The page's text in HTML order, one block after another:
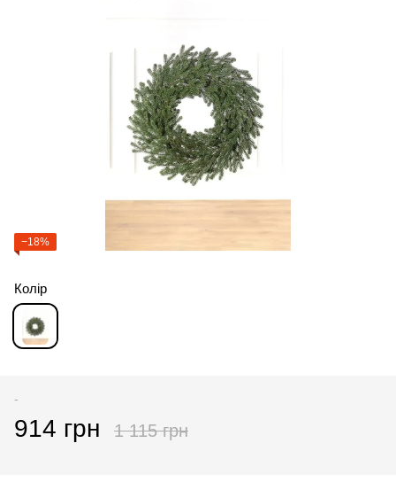
−18%
Колір
-
914 грн 1 115 грн